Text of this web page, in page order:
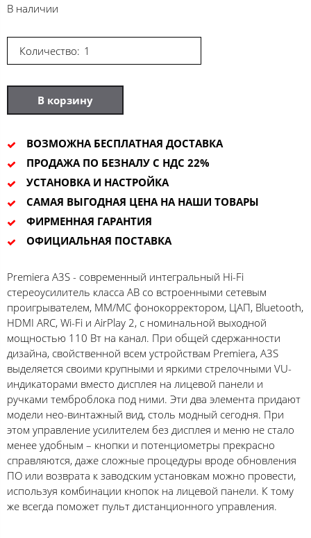
В наличии
Количество:
В корзину
ВОЗМОЖНА БЕСПЛАТНАЯ ДОСТАВКА
ПРОДАЖА ПО БЕЗНАЛУ С НДС 22%
УСТАНОВКА И НАСТРОЙКА
САМАЯ ВЫГОДНАЯ ЦЕНА НА НАШИ ТОВАРЫ
ФИРМЕННАЯ ГАРАНТИЯ
ОФИЦИАЛЬНАЯ ПОСТАВКА
Premiera A3S - современный интегральный Hi-Fi
стереоусилитель класса AB со встроенными сетевым
проигрывателем, MM/MC фонокорректором, ЦАП, Bluetooth,
HDMI ARC, Wi-Fi и AirPlay 2, с номинальной выходной
мощностью 110 Вт на канал. При общей сдержанности
дизайна, свойственной всем устройствам Premiera, A3S
выделяется своими крупными и яркими стрелочными VU-
индикаторами вместо дисплея на лицевой панели и
ручками темброблока под ними. Эти два элемента придают
модели нео-винтажный вид, столь модный сегодня. При
этом управление усилителем без дисплея и меню не стало
менее удобным – кнопки и потенциометры прекрасно
справляются, даже сложные процедуры вроде обновления
ПО или возврата к заводским установкам можно провести,
используя комбинации кнопок на лицевой панели. К тому
же всегда поможет пульт дистанционного управления.